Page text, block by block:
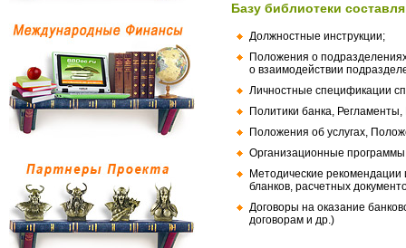
Базу библиотеки
Должностные инструкции;
Положения о
о взаимодействии
Личностные спецификации
Политики банка,
Положения об услугах,
Организационные
Методические
бланков, расчетных
Договоры на оказание
договорам и др.)